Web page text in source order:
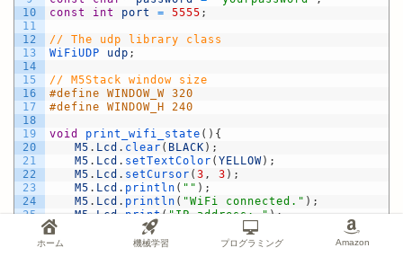
10
11
12
13
14
15
16
17
18
19
20
21
22
23
24
25
const
int port = 5555 ;
// The udp library class
WiFiUDP udp ;
// M5Stack window size
#define WINDOW_W 320
#define WINDOW_H 240
void print_wifi_state ( ) {
M5 . Lcd . clear ( BLACK ) ;
M5 . Lcd . setTextColor ( YELLOW) ;
M5 . Lcd . setCursor ( 3 , 3 ) ;
M5 . Lcd . println ( "" ) ;
M5 . Lcd . println ( "WiFi connected." ) ;
M5
Lcd print ( "IP address: " ) ;
println localIP
print( "Port: ");
ホーム 機械学習 プログラミング Amazon